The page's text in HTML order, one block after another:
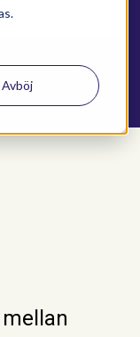
Avböj
sökfältet är